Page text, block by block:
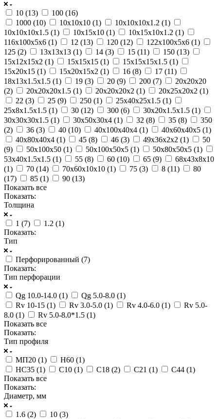
10 (13) 100 (16)
1000 (10) 10х10х10 (1) 10х10х10х1.2 (1)
10х10х10х1.5 (1) 10х15х10 (1) 10х15х10х1.2 (1)
116х100х5х6 (1) 12 (13) 120 (12) 122х100х5х6 (1)
125 (2) 13х13х13 (1) 14 (3) 15 (11) 150 (13)
15х12х15х2 (1) 15х15х15 (1) 15х15х15х1.5 (1)
15х20х15 (1) 15х20х15х2 (1) 16 (8) 17 (11)
18х13х1.5х1.5 (1) 19 (3) 20 (9) 200 (7)
20х20х20
(2) 20х20х20х1.5 (1) 20х20х20х2 (1) 20х25х20х2 (1)
22 (3) 25 (9) 250 (1) 25х40х25х1.5 (1)
25х8х1.5х1.5 (1) 30 (12) 300 (6) 30х20х1.5х1.5 (1)
30х30х30х1.5 (1) 30х50х30х4 (1) 32 (8) 35 (8)
350
(2) 36 (3) 40 (10) 40х100х40х4 (1) 40х60х40х5 (1)
40х80х40х4 (1) 45 (8) 46 (3) 49х36х2х2 (1)
50
(9) 50х100х50 (1) 50х100х50х5 (1) 50х80х50х5 (1)
53х40х1.5х1.5 (1) 55 (8) 60 (10) 65 (9)
68х43х8х10
(1) 70 (14) 70х60х10х10 (1) 75 (3) 8 (11)
80
(17) 85 (1) 90 (13)
Показать все
Показать:
Толщина
1 (7) 1.2 (1)
Показать:
Тип
Перфорированный (7)
Показать:
Тип перфорации
Qg 10.0-14.0 (1) Qg 5.0-8.0 (1)
Rv 10-15 (1) Rv 3.0-5.0 (1) Rv 4.0-6.0 (1)
Rv 5.0-
8.0 (1) Rv 5.0-8.0*1.5 (1)
Показать все
Показать:
Тип профиля
МП20 (1) Н60 (1)
НС35 (1) С10 (1) С18 (2) С21 (1) С44 (1)
Показать все
Показать:
Диаметр, мм
1.6 (2) 10 (3)